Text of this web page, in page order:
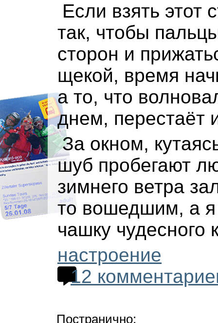
Если взять этот
так, чтобы
сторон и
щекой, время
а то, что
днем, перестаёт
За окном,
шуб пробегают
зимнего ветра
то вошедшим, а я
чашку
настроение
12
Постранично: